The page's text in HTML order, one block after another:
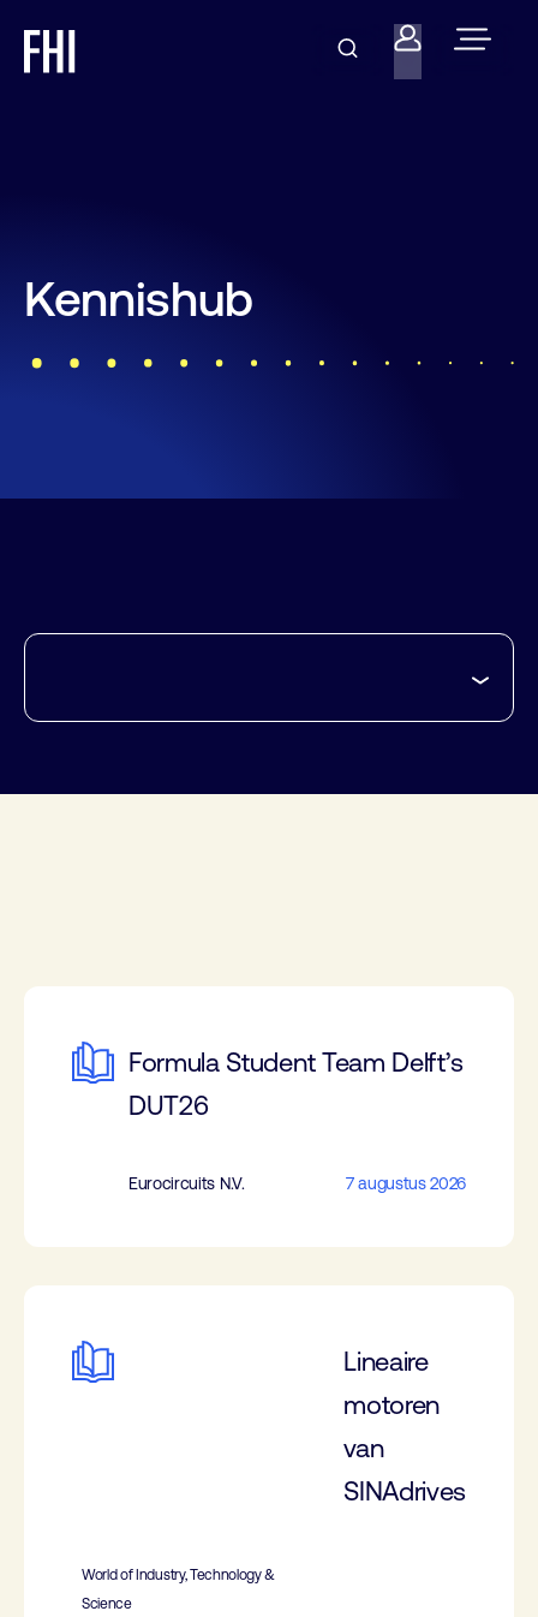
Kennishub
Formula Student Team Delft’s
DUT26
Eurocircuits N.V. 7 augustus 2026
Lineaire
motoren
van
SINAdrives
World of Industry, Technology &
Science